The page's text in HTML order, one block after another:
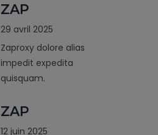
ZAP
29 avril 2025
Zaproxy dolore alias
impedit expedita
quisquam.
ZAP
12 juin 2025